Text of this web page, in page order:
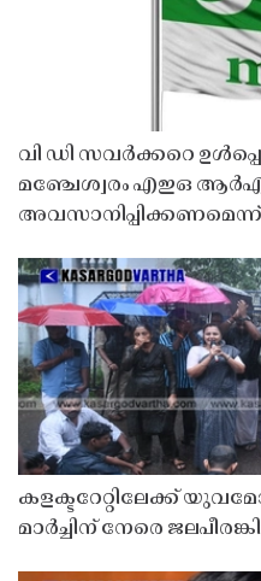
വി ഡി സവർക്കറെ
മഞ്ചേശ്വരം എഇഒ
കളക്ടറേറ്റിലേക്ക്
മാർച്ചിന് നേരെ